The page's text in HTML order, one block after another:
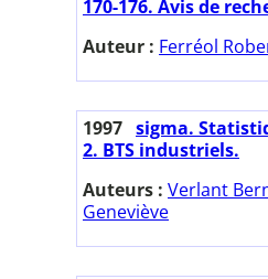
170-176. Avis de
Auteur : Ferréol
1997 sigma.
2. BTS industriels.
Auteurs : Verlant
Geneviève